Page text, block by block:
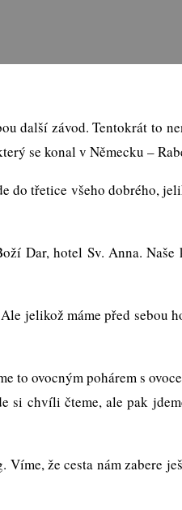
další závod. Tentokrát to
se konal v Německu –
třetice všeho dobrého,
hotel Sv. Anna. Naše
máme před sebou
ovocným pohárem s
si chvíli čteme, ale pak
že cesta nám zabere